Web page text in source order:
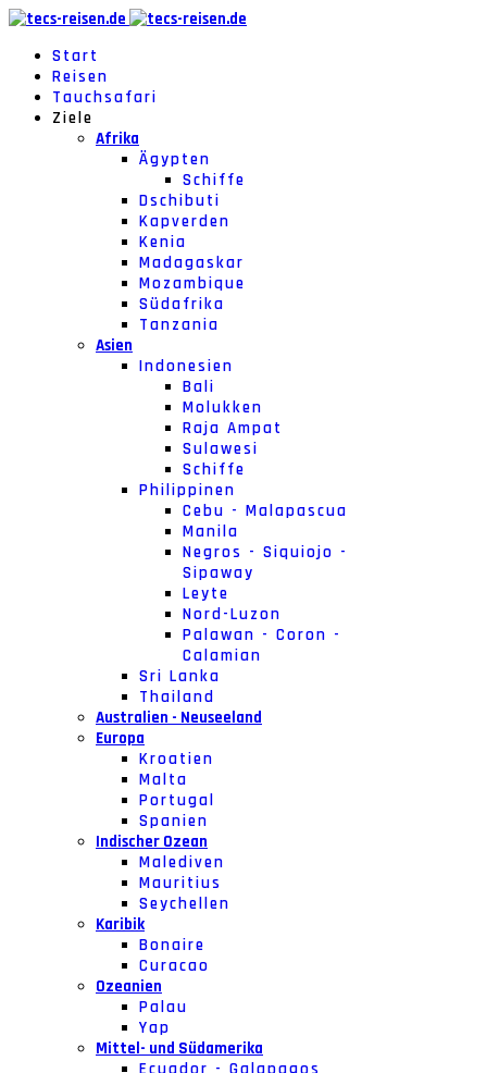
Start
Reisen
Tauchsafari
Ziele
Afrika
Ägypten
Schiffe
Dschibuti
Kapverden
Kenia
Madagaskar
Mozambique
Südafrika
Tanzania
Asien
Indonesien
Bali
Molukken
Raja Ampat
Sulawesi
Schiffe
Philippinen
Cebu - Malapascua
Manila
Negros - Siquiojo -
Sipaway
Leyte
Nord-Luzon
Palawan - Coron -
Calamian
Sri Lanka
Thailand
Australien - Neuseeland
Europa
Kroatien
Malta
Portugal
Spanien
Indischer Ozean
Malediven
Mauritius
Seychellen
Karibik
Bonaire
Curacao
Ozeanien
Palau
Yap
Mittel- und Südamerika